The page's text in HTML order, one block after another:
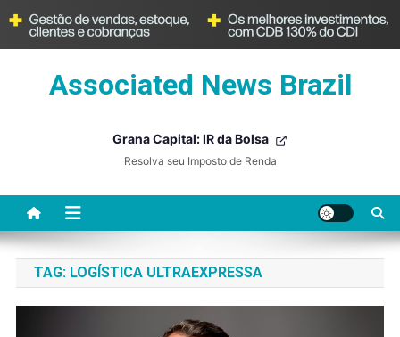
Associated News Brazil
Grana Capital: IR da Bolsa
Resolva seu Imposto de Renda
TAG: LOGÍSTICA ULTRAEXPRESSA